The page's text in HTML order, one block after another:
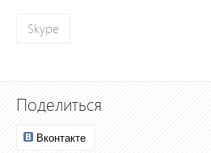
Skype
Поделиться
Вконтакте